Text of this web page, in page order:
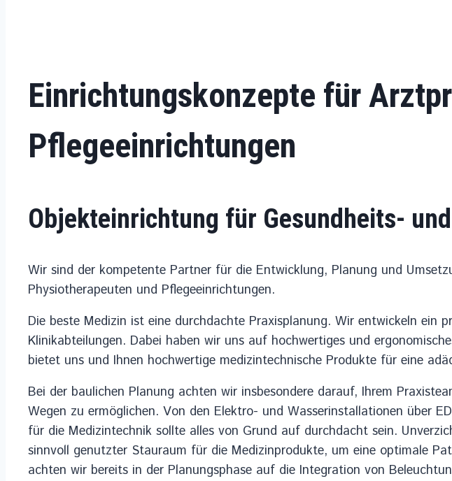
Einrichtungskonzepte für
Pflegeeinrichtungen
Objekteinrichtung für Gesundheits-
Wir sind der kompetente Partner für die Entwicklung, Planung und
Physiotherapeuten und Pflegeeinrichtungen.
Die beste Medizin ist eine durchdachte Praxisplanung. Wir entwickeln ein
Klinikabteilungen. Dabei haben wir uns auf hochwertiges und
bietet uns und Ihnen hochwertige medizintechnische Produkte für eine
Bei der baulichen Planung achten wir insbesondere darauf, Ihrem
Wegen zu ermöglichen. Von den Elektro- und Wasserinstallationen über
für die Medizintechnik sollte alles von Grund auf durchdacht sein.
sinnvoll genutzter Stauraum für die Medizinprodukte, um eine optimale
achten wir bereits in der Planungsphase auf die Integration von